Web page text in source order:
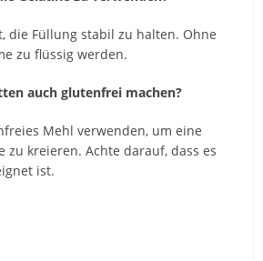
die Füllung stabil zu halten. Ohne
zu flüssig werden.
auch glutenfrei machen?
Mehl verwenden, um eine
zu kreieren. Achte darauf, dass es
ist.